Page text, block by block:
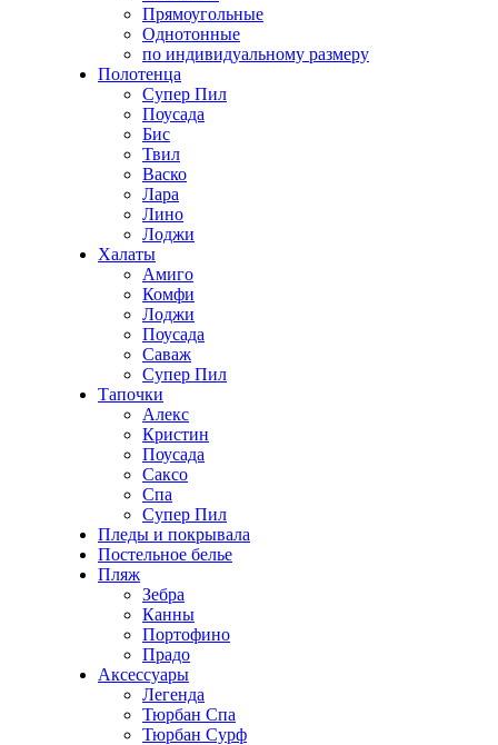
Прямоугольные
Однотонные
по индивидуальному размеру
Полотенца
Супер Пил
Поусада
Бис
Твил
Васко
Лара
Лино
Лоджи
Халаты
Амиго
Комфи
Лоджи
Поусада
Саваж
Супер Пил
Тапочки
Алекс
Кристин
Поусада
Саксо
Спа
Супер Пил
Пледы и покрывала
Постельное белье
Пляж
Зебра
Канны
Портофино
Прадо
Аксессуары
Легенда
Тюрбан Спа
Тюрбан Сурф